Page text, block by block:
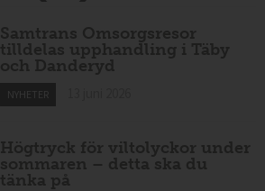
Samtrans Omsorgsresor
tilldelas upphandling i Täby
och Danderyd
NYHETER
Högtryck för viltolyckor under
sommaren – detta ska du
tänka på